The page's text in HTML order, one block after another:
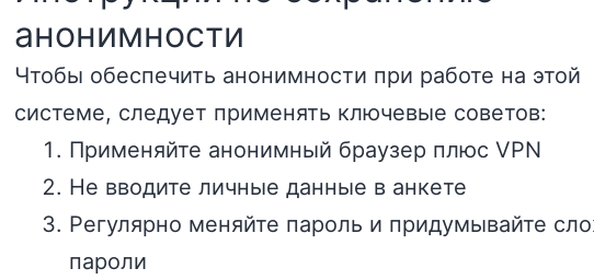
анонимности
Чтобы обеспечить анонимности при работе на этой
системе, следует применять ключевые советов:
Применяйте анонимный браузер плюс VPN
Не вводите личные данные в анкете
Регулярно меняйте пароль и придумывайте
пароли